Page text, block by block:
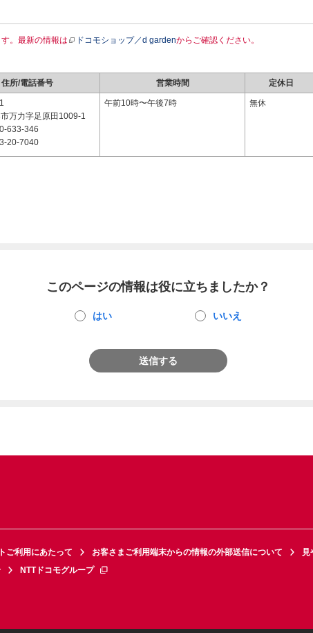
。最新の情報は ドコモショップ／d gardenからご確認ください。
住所/電話番号 営業時間 定休日
万力字足原田1009-1
633-346
20-7040
午前10時〜午後7時 無休
このページの情報は役に立ちましたか？
はい いいえ
送信する
ご利用にあたって お客さまご利用端末からの情報の外部送信について
見
NTTドコモグループ